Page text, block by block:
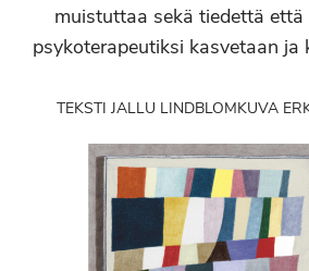
muistuttaa sekä tiedettä
psykoterapeutiksi kasvetaan ja
TEKSTI JALLU LINDBLOMKUVA